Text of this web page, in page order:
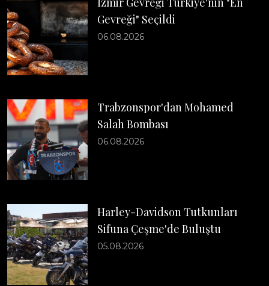
Gevreği" Seçildi
06.08.2026
Trabzonspor'dan Mohamed
Salah Bombası
06.08.2026
Harley-Davidson Tutkunları
Sifuna Çeşme'de Buluştu
05.08.2026